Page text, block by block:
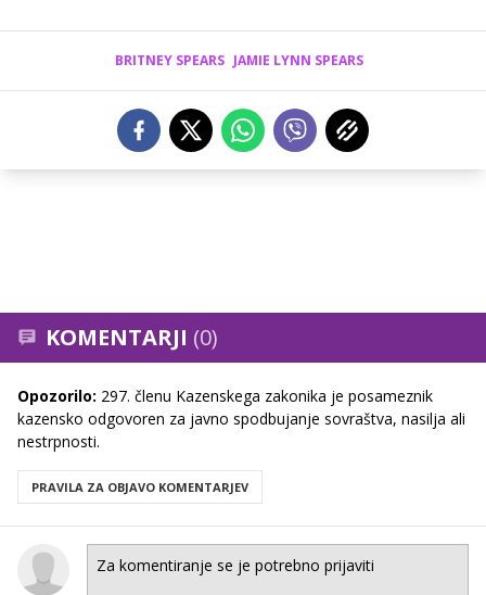
BRITNEY SPEARS JAMIE LYNN SPEARS
KOMENTARJI (0)
Opozorilo: 297. členu Kazenskega zakonika je posameznik
kazensko odgovoren za javno spodbujanje sovraštva, nasilja ali
nestrpnosti.
PRAVILA ZA OBJAVO KOMENTARJEV